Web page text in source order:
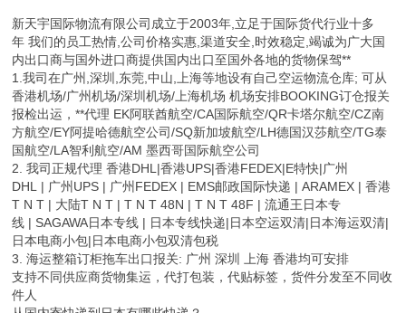
新天宇国际物流有限公司成立于2003年,立足于国际货代行业十多
年 我们的员工热情,公司价格实惠,渠道安全,时效稳定,竭诚为广大国
内出口商与国外进口商提供国内出口至国外各地的货物保驾**
1.我司在广州,深圳,东莞,中山,上海等地设有自己空运物流仓库; 可从
香港机场/广州机场/深圳机场/上海机场 机场安排BOOKING订仓报关
报检出运，**代理 EK阿联酋航空/CA国际航空/QR卡塔尔航空/CZ南
方航空/EY阿提哈德航空公司/SQ新加坡航空/LH德国汉莎航空/TG泰
国航空/LA智利航空/AM 墨西哥国际航空公司
2. 我司正规代理 香港DHL|香港UPS|香港FEDEX|E特快|广州
DHL | 广州UPS | 广州FEDEX | EMS邮政国际快递 | ARAMEX | 香港
T N T | 大陆T N T | T N T 48N | T N T 48F | 流通王日本专
线 | SAGAWA日本专线 | 日本专线快递|日本空运双清|日本海运双清|
日本电商小包|日本电商小包双清包税
3. 海运整箱订柜拖车出口报关: 广州 深圳 上海 香港均可安排
支持不同供应商货物集运，代打包装，代贴标签，货件分发至不同收
件人